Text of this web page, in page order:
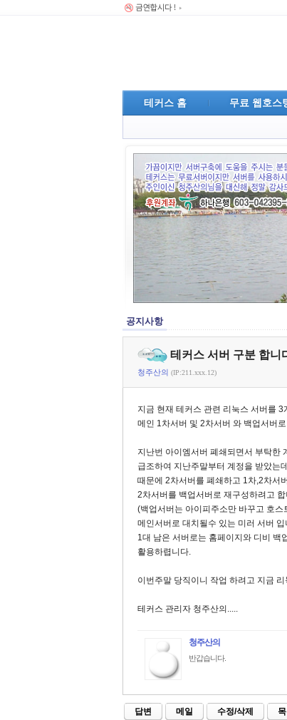
테커스 홈 무료 웹호스
공지사항
테커스 서버 구분 합니
청주산의 (IP:211.xxx.12)
지금 현재 테커스 관련 리눅스 서버를
메인 1차서버 및 2차서버 와 백업서버
지난번 아이엠서버 폐쇄되면서 부탁한
급조하여 지난주말부터 계정을 받았는
때문에 2차서버를 폐쇄하고 1차,2차서
2차서버를 백업서버로 재구성하려고
(백업서버는 아이피주소만 바꾸고 호스
메인서버로 대치될수 있는 미러 서버 입
1대 남은 서버로는 홈페이지와 디비 백
활용하렵니다.
이번주말 당직이니 작업 하려고 지금
테커스 관리자 청주산의.....
청주산의
반갑습니다.
답변 메일 수정/삭제 목